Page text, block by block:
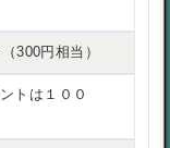
300円相当）
トは１００